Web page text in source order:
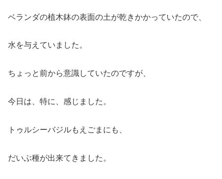
ベランダの植木鉢の表面の土が乾きかかっていたので、
水を与えていました。
ちょっと前から意識していたのですが、
今日は、特に、感じました。
トゥルシーバジルもえごまにも、
だいぶ種が出来てきました。